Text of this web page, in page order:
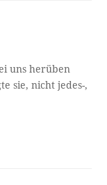
uns herüben
sie, nicht jedes-,